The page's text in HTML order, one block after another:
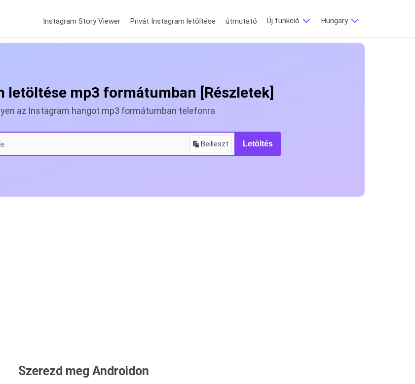
Instagram Story Viewer Privát Instagram letöltése útmutató Új funkció Hungary
letöltése mp3 formátumban [Részletek]
az Instagram hangot mp3 formátumban telefonra
Beilleszt Letöltés
Szerezd meg Androidon